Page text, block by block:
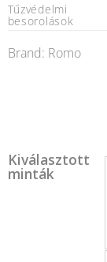
Tűzvédelmi
besorolások
Brand: Romo
Kiválasztott
minták